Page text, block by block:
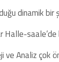
dinamik bir
saale’de
Analiz çok